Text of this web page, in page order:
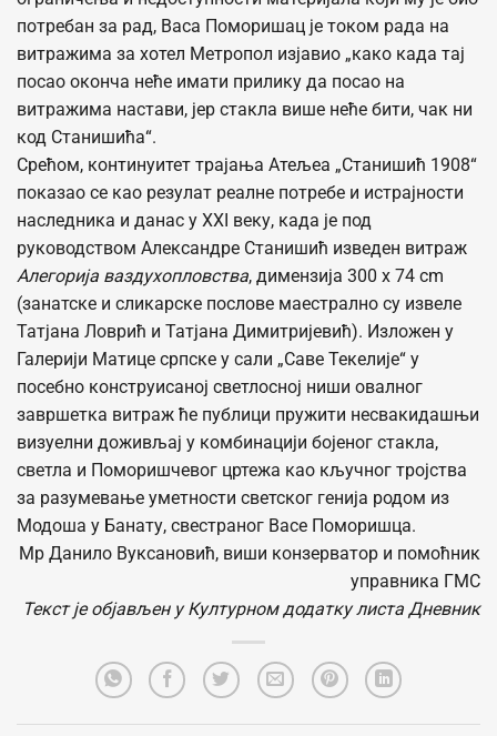
потребан за рад, Васа Поморишац је током рада на
витражима за хотел Метропол изјавио „како када тај
посао оконча неће имати прилику да посао на
витражима настави, јер стакла више неће бити, чак ни
код Станишића“.
Срећом, континуитет трајања Атељеа „Станишић 1908“
показао се као резулат реалне потребе и истрајности
наследника и данас у XXI веку, када је под
руководством Александре Станишић изведен витраж
Алегорија ваздухопловства, димензија 300 х 74 cm
(занатске и сликарске послове маестрално су извеле
Татјана Ловрић и Татјана Димитријевић). Изложен у
Галерији Матице српске у сали „Саве Текелије“ у
посебно конструисаној светлосној ниши овалног
завршетка витраж ће публици пружити несвакидашњи
визуелни доживљај у комбинацији бојеног стакла,
светла и Поморишчевог цртежа као кључног тројства
за разумевање уметности светског генија родом из
Модоша у Банату, свестраног Васе Поморишца.
Мр Данило Вуксановић, виши конзерватор и помоћник
управника ГМС
Текст је објављен у Културном додатку листа Дневник